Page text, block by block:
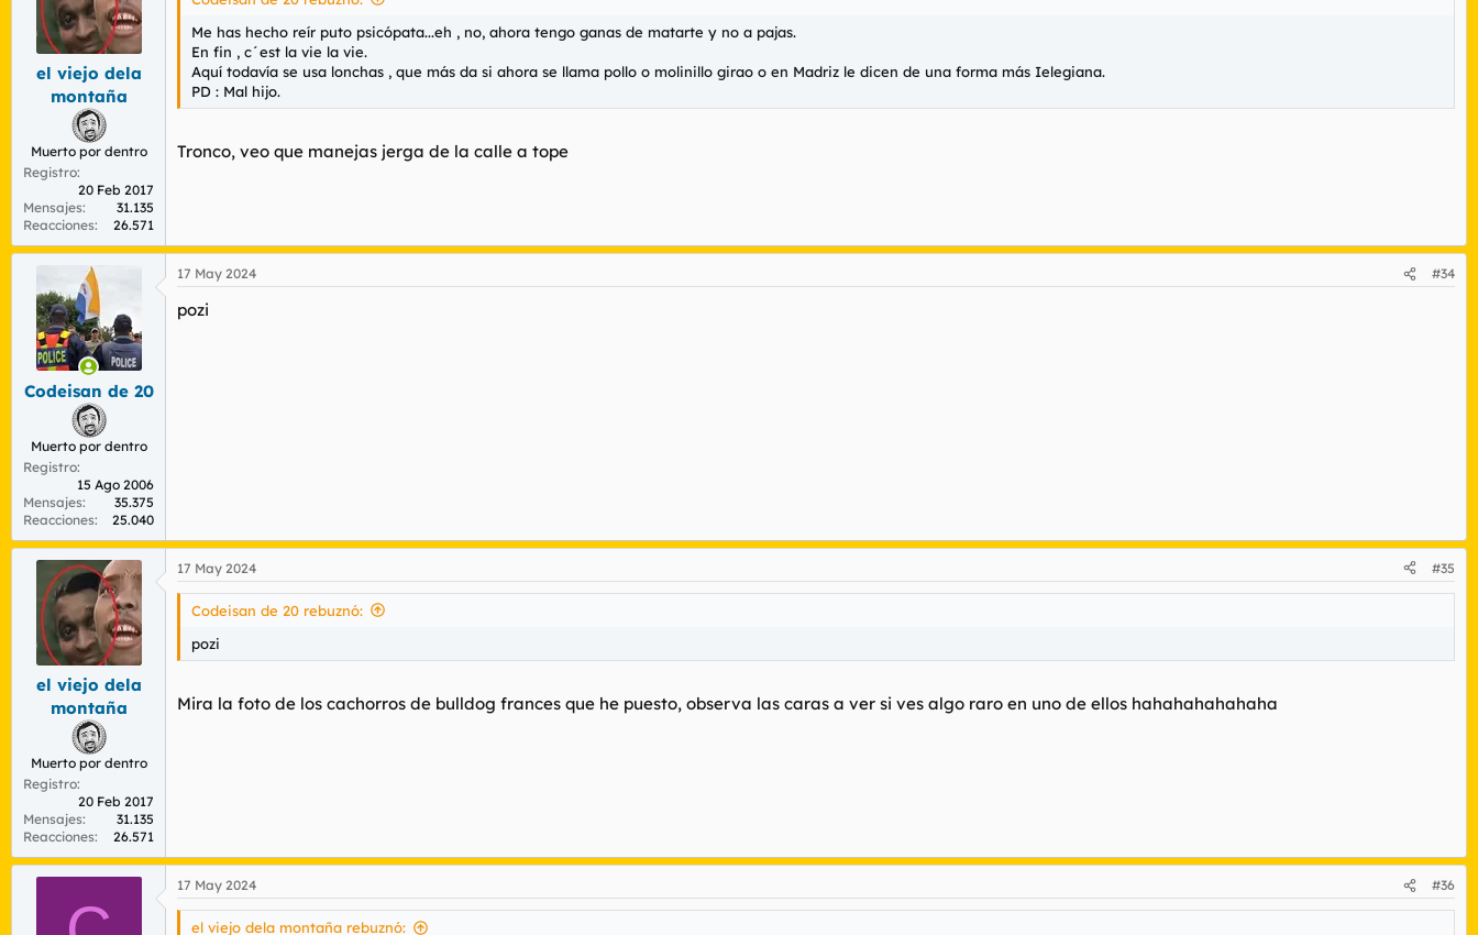
el viejo dela
montaña
Muerto por dentro
Registro
20 Feb 2017
Mensajes
31.135
Reacciones
26.571
Me has hecho reír puto psicópata...eh , no, ahora tengo ganas de matarte y no a pajas.
En fin , c´est la vie la vie.
Aquí todavía se usa lonchas , que más da si ahora se llama pollo o molinillo girao o en Madriz le dicen de una forma más Ielegiana.
PD : Mal hijo.
Tronco, veo que manejas jerga de la calle a tope
Codeisan de 20
Muerto por dentro
Registro
15 Ago 2006
Mensajes
35.375
Reacciones
25.040
17 May 2024 #34
pozi
el viejo dela
montaña
Muerto por dentro
Registro
20 Feb 2017
Mensajes
31.135
Reacciones
26.571
17 May 2024 #35
Codeisan de 20 rebuznó:
pozi
Mira la foto de los cachorros de bulldog frances que he puesto, observa las caras a ver si ves algo raro en uno de ellos hahahahahahaha
17 May 2024 #36
el viejo dela montaña rebuznó: